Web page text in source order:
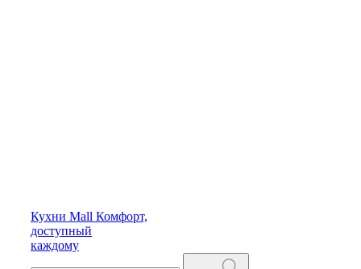
Кухни Mall Комфорт,
доступный
каждому